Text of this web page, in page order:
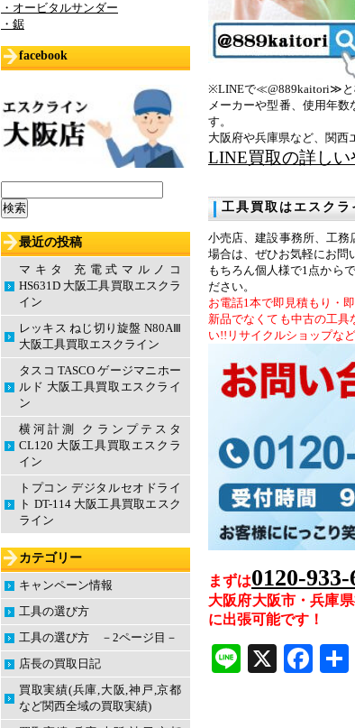
※LINEで≪@889kaitori≫と
メーカーや型番、使用年
す。
大阪府や兵庫県など、関西
LINE買取の詳しい
工具買取はエスク
小売店、建設事務所、工
場合は、ぜひお気軽にお問
もちろん個人様で1点から
ださい。
お電話1本で即見積もり・
新品でなくても中古の工
い!!リサイクルショップな
まずは0120-933-
大阪府大阪市・兵庫
に出張可能です！
LineX
・オービタルサンダー
・鋸
facebook
索:
最近の投稿
マキタ 充電式マルノコ
HS631D 大阪工具買取エスクラ
イン
レッキス ねじ切り旋盤 N80AⅢ
大阪工具買取エスクライン
タスコ TASCO ゲージマニホー
ルド 大阪工具買取エスクライ
ン
横河計測 クランプテスタ
CL120 大阪工具買取エスクラ
イン
トプコン デジタルセオドライ
ト DT-114 大阪工具買取エスク
ライン
カテゴリー
キャンペーン情報
工具の選び方
工具の選び方 －2ページ目－
店長の買取日記
買取実績(兵庫,大阪,神戸,京都
など関西全域の買取実績)